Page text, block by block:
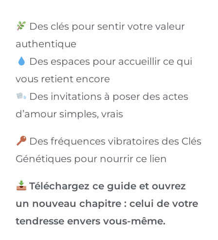
Des clés pour sentir votre valeur
authentique
Des espaces pour accueillir ce qui
vous retient encore
Des invitations à poser des actes
d’amour simples, vrais
Des fréquences vibratoires des Clés
Génétiques pour nourrir ce lien
Téléchargez ce guide et ouvrez
un nouveau chapitre : celui de votre
tendresse envers vous-même.